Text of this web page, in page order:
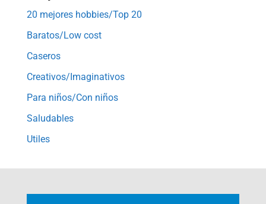
20 mejores hobbies/Top 20
Baratos/Low cost
Caseros
Creativos/Imaginativos
Para niños/Con niños
Saludables
Utiles